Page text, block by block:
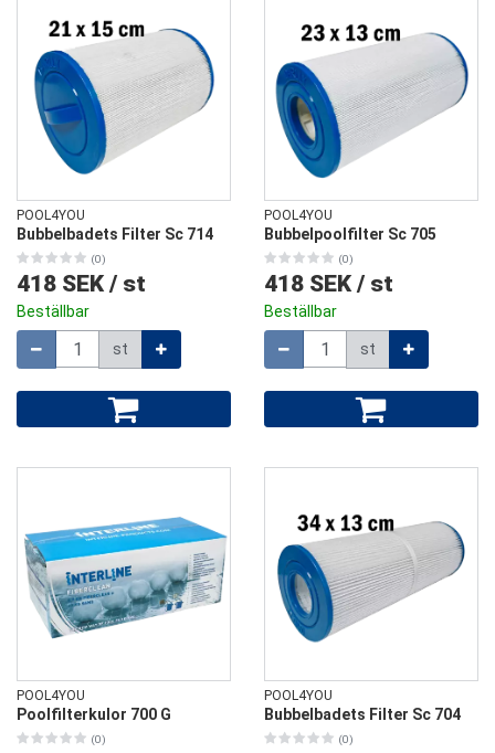
POOL4YOU
Bubbelbadets Filter Sc 714
(0)
418 SEK / st
Beställbar
st
POOL4YOU
Bubbelpoolfilter Sc 705
(0)
418 SEK / st
Beställbar
st
POOL4YOU
Poolfilterkulor 700 G
(0)
POOL4YOU
Bubbelbadets Filter Sc 704
(0)